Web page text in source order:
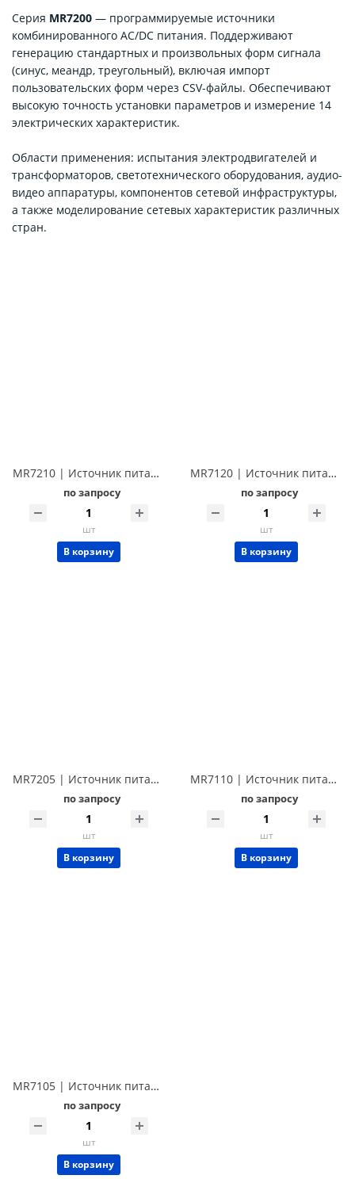
Серия MR7200 — программируемые источники
комбинированного AC/DC питания. Поддерживают
генерацию стандартных и произвольных форм сигнала
(синус, меандр, треугольный), включая импорт
пользовательских форм через CSV-файлы. Обеспечивают
высокую точность установки параметров и измерение 14
электрических характеристик.
Области применения: испытания электродвигателей и
трансформаторов, светотехнического оборудования, аудио-
видео аппаратуры, компонентов сетевой инфраструктуры,
а также моделирование сетевых характеристик различных
стран.
MR7210 | Источник питания AC: 300В/1000Вт/1-1000Гц, DC: 424В/700Вт/7А Techmize MR7210 (Tonghui TH7210)
по запросу
шт
В корзину
MR7120 | Источник питания AC, 0-300В/2000Вт, 45.0Гц-500Гц Techmize MR7120 (Tonghui TH7120)
по запросу
шт
В корзину
MR7205 | Источник питания AC: 300В/500Вт/1-1000Гц, DC: 424В/350Вт/3.5А Techmize MR7205 (Tonghui TH7205)
по запросу
шт
В корзину
MR7110 | Источник питания AC, 0-300В/1000Вт, 45.0Гц-500Гц Techmize MR7110 (Tonghui TH7110)
по запросу
шт
В корзину
MR7105 | Источник питания AC, 0-300В/500Вт, 45.0Гц-500Гц Techmize MR7105 (Tonghui TH7105)
по запросу
шт
В корзину